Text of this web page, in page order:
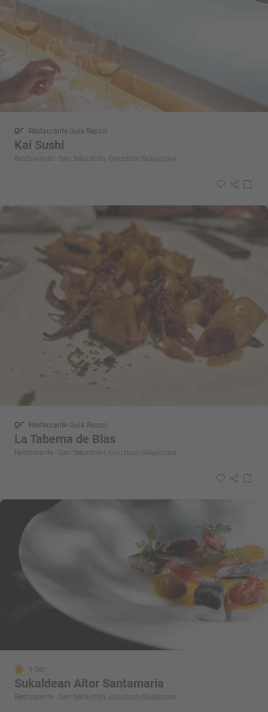
Restaurante Guía Repsol
Kai Sushi
Restaurante · San Sebastián, Gipuzkoa/Guipúzcoa
Restaurante Guía Repsol
La Taberna de Blas
Restaurante · San Sebastián, Gipuzkoa/Guipúzcoa
1 Sol
Sukaldean Aitor Santamaria
Restaurante · San Sebastián, Gipuzkoa/Guipúzcoa